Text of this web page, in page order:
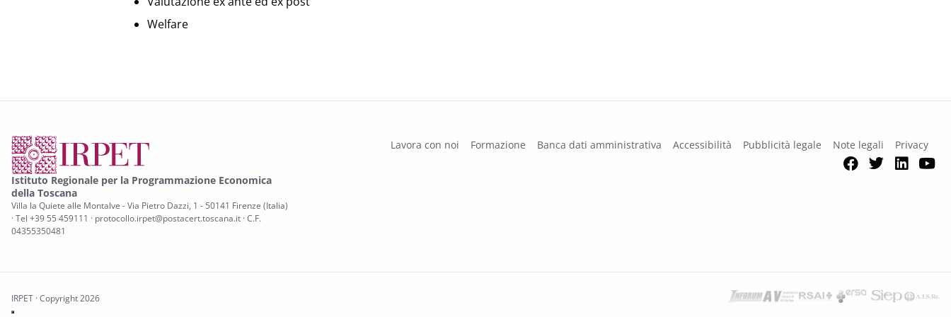
Welfare
Istituto Regionale per la Programmazione Economica
della Toscana
Villa la Quiete alle Montalve - Via Pietro Dazzi, 1 - 50141 Firenze (Italia)
· Tel +39 55 459111 · protocollo.irpet@postacert.toscana.it · C.F.
04355350481
Lavora con noi Formazione Banca dati amministrativa Accessibilità Pubblicità legale Note legali Privacy
Facebook
Twitter
IRPET · Copyright 2026